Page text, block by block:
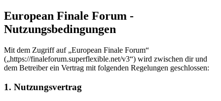
European Finale Forum -
Nutzungsbedingungen
Mit dem Zugriff auf „European Finale Forum“
(„https://finaleforum.superflexible.net/v3“) wird zwischen dir und
dem Betreiber ein Vertrag mit folgenden Regelungen geschlossen:
1. Nutzungsvertrag